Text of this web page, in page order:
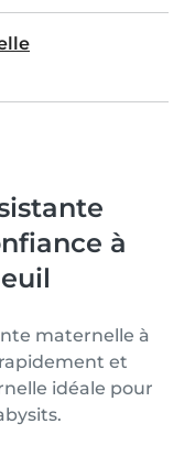
à
maternelle à
et
idéale pour